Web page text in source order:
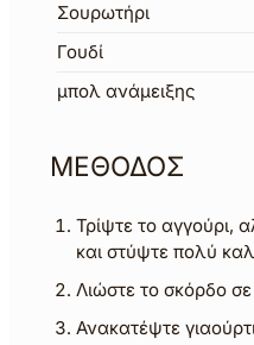
Σουρωτήρι
Γουδί
μπολ ανάμειξης
ΜΕΘΟΔΟΣ
Τρίψτε το αγγούρι,
και στύψτε πολύ
Λιώστε το σκόρδο σε
Ανακατέψτε